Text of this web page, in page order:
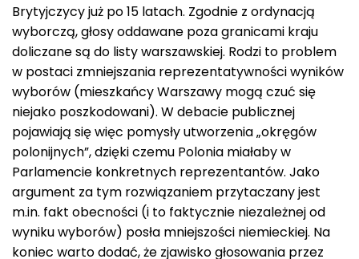
Brytyjczycy już po 15 latach. Zgodnie z ordynacją
wyborczą, głosy oddawane poza granicami kraju
doliczane są do listy warszawskiej. Rodzi to problem
w postaci zmniejszania reprezentatywności wyników
wyborów (mieszkańcy Warszawy mogą czuć się
niejako poszkodowani). W debacie publicznej
pojawiają się więc pomysły utworzenia „okręgów
polonijnych”, dzięki czemu Polonia miałaby w
Parlamencie konkretnych reprezentantów. Jako
argument za tym rozwiązaniem przytaczany jest
m.in. fakt obecności (i to faktycznie niezależnej od
wyniku wyborów) posła mniejszości niemieckiej. Na
koniec warto dodać, że zjawisko głosowania przez